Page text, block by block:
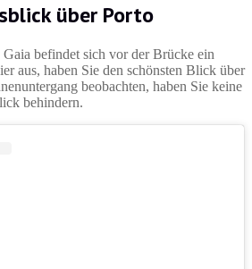
über Porto
befindet sich vor der Brücke ein
aus, haben Sie den schönsten Blick über
beobachten, haben Sie keine
behindern.